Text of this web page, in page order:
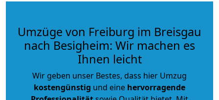
Umzüge von Freiburg im Breisgau
nach Besigheim: Wir machen es
Ihnen leicht
Wir geben unser Bestes, dass hier Umzug
kostengünstig und eine hervorragende